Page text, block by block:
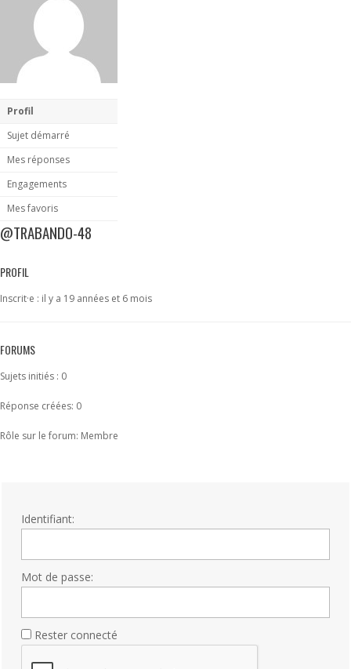
Profil
Sujet démarré
Mes réponses
Engagements
Mes favoris
@TRABANDO-48
PROFIL
Inscrit·e : il y a 19 années et 6 mois
FORUMS
Sujets initiés : 0
Réponse créées: 0
Rôle sur le forum: Membre
Identifiant:
Mot de passe:
Rester connecté